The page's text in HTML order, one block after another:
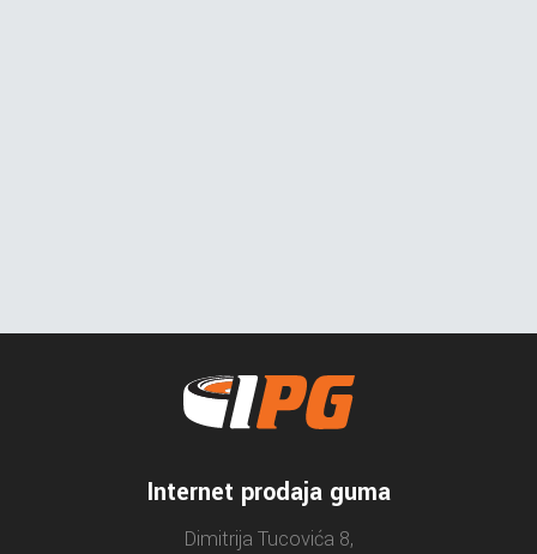
Internet prodaja guma
Dimitrija Tucovića 8,